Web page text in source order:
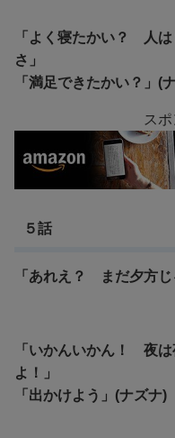
「よく寝たかい？ 人
さ」
「満足できたかい？」(
ス
５話
「あれえ？ まだ夕方
「いかんいかん！ 夜
よ！」
「出かけよう」(ナズナ)